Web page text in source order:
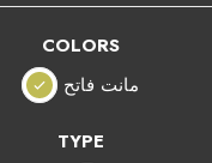
COLORS
مانت فاتح
TYPE